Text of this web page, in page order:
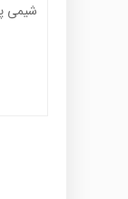
شیمی